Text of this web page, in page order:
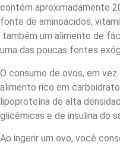
contém aproximadamente
fonte de aminoácidos,
também um alimento de
uma das poucas fontes
O consumo de ovos, em
alimento rico em
lipoproteína de alta
glicêmicas e de insulina do
Ao ingerir um ovo, você